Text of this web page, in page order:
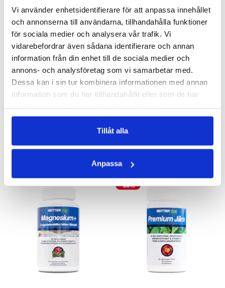
Vi använder enhetsidentifierare för att anpassa innehållet
och annonserna till användarna, tillhandahålla funktioner
för sociala medier och analysera vår trafik. Vi
vidarebefordrar även sådana identifierare och annan
information från din enhet till de sociala medier och
annons- och analysföretag som vi samarbetar med.
Dessa kan i sin tur kombinera informationen med annan
information som du har tillhandahållit eller som de har
Tillåt alla
Anpassa
LIPOSOMAL VITAMIN C
Högdoserad flytande Vitamin C med smak av ananas
BIOTIN 5000 - 100 KAPS
Hår, hud, psykologisk funktion